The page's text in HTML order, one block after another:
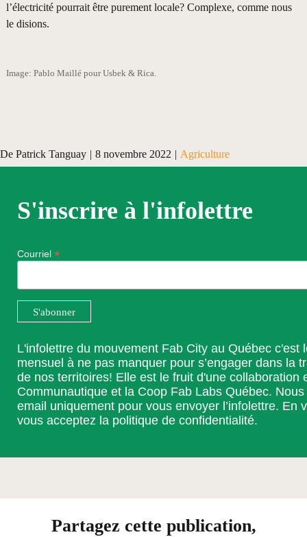
l’électricité pourrait être purement locale? Complexe, comme nous
le disions.
Image: Pablo Maillé pour Usbek & Rica.
De Patrick Tanguay | 8 novembre 2022 | Agriculture
S'inscrire à l'infolettre
Courriel *
L'infolettre du mouvement Fab City au Québec c'est
mensuel à ne pas manquer pour s’engager dans la
de nos territoires! Elle est le fruit d'une collaboration
Communautique et la Coop Fab Labs Québec.
email uniquement pour vous envoyer l’infolettre. En
vous acceptez la politique de confidentialité.
Partagez cette publication,